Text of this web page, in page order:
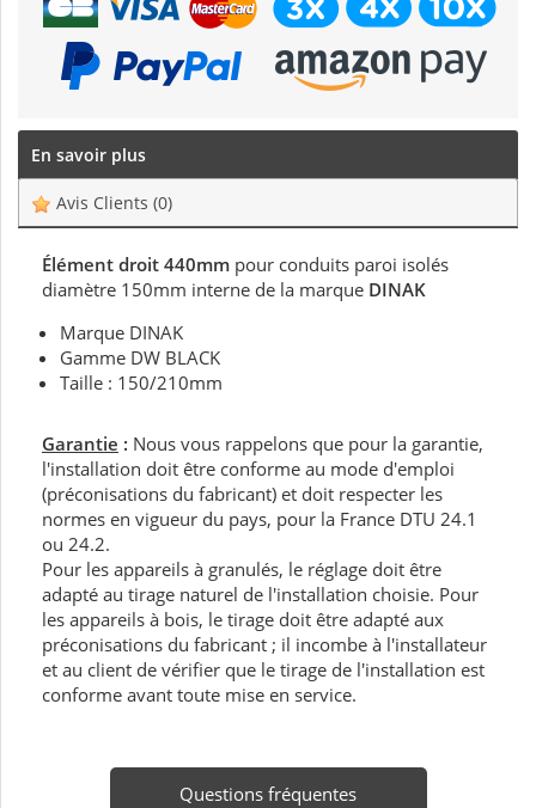
En savoir plus
Avis Clients (0)
Élément droit 440mm pour conduits paroi isolés
diamètre 150mm interne de la marque DINAK
Marque DINAK
Gamme DW BLACK
Taille : 150/210mm
Garantie : Nous vous rappelons que pour la garantie,
l'installation doit être conforme au mode d'emploi
(préconisations du fabricant) et doit respecter les
normes en vigueur du pays, pour la France DTU 24.1
ou 24.2.
Pour les appareils à granulés, le réglage doit être
adapté au tirage naturel de l'installation choisie. Pour
les appareils à bois, le tirage doit être adapté aux
préconisations du fabricant ; il incombe à l'installateur
et au client de vérifier que le tirage de l'installation est
conforme avant toute mise en service.
Questions fréquentes